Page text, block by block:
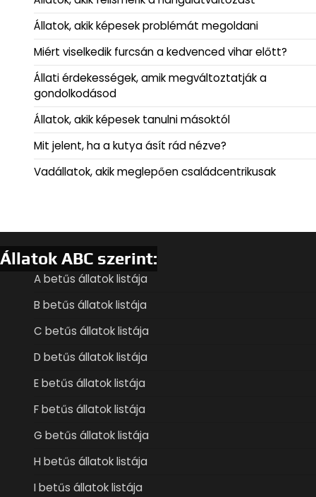
Állatok, akik képesek problémát megoldani
Miért viselkedik furcsán a kedvenced vihar előtt?
Állati érdekességek, amik megváltoztatják a
gondolkodásod
Állatok, akik képesek tanulni másoktól
Mit jelent, ha a kutya ásít rád nézve?
Vadállatok, akik meglepően családcentrikusak
Állatok ABC szerint:
A betűs állatok listája
B betűs állatok listája
C betűs állatok listája
D betűs állatok listája
E betűs állatok listája
F betűs állatok listája
G betűs állatok listája
H betűs állatok listája
I betűs állatok listája